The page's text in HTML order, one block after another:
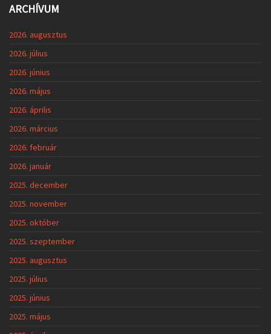
ARCHÍVUM
2026. augusztus
2026. július
2026. június
2026. május
2026. április
2026. március
2026. február
2026. január
2025. december
2025. november
2025. október
2025. szeptember
2025. augusztus
2025. július
2025. június
2025. május